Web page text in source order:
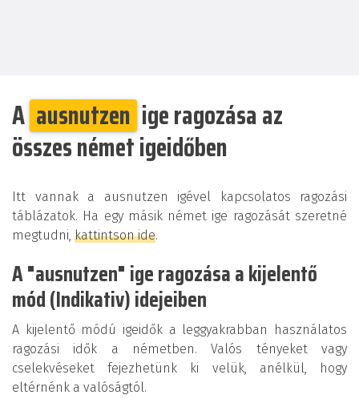
A ausnutzen ige ragozása az
összes német igeidőben
Itt vannak a ausnutzen igével kapcsolatos ragozási
táblázatok. Ha egy másik német ige ragozását szeretné
megtudni, kattintson ide.
A "ausnutzen" ige ragozása a kijelentő
mód (Indikativ) idejeiben
A kijelentő módú igeidők a leggyakrabban használatos
ragozási idők a németben. Valós tényeket vagy
cselekvéseket fejezhetünk ki velük, anélkül, hogy
eltérnénk a valóságtól.